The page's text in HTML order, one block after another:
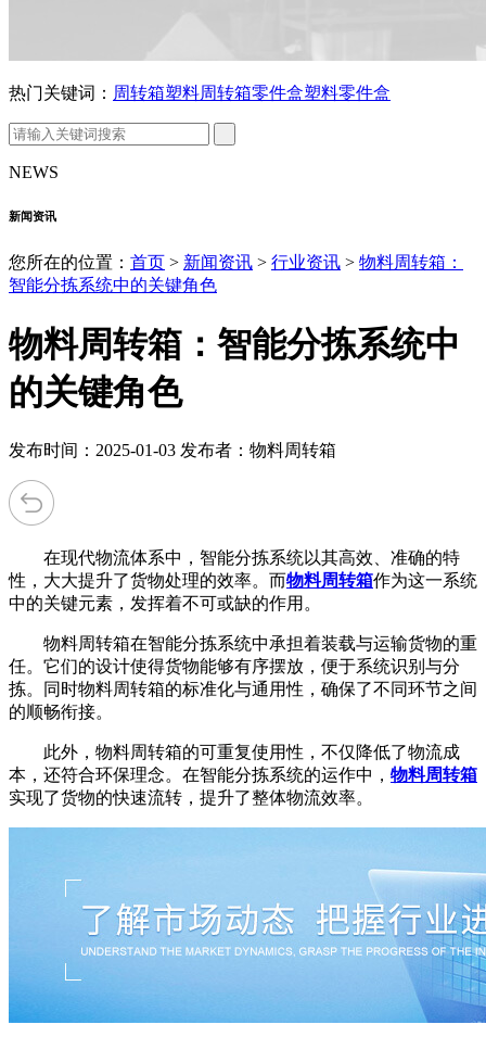
热门关键词： 周转箱塑料周转箱零件盒塑料零件盒
NEWS
新闻资讯
您所在的位置： 首页 > 新闻资讯 > 行业资讯 > 物料周转箱：
智能分拣系统中的关键角色
物料周转箱：智能分拣系统中
的关键角色
发布时间：2025-01-03 发布者：物料周转箱
在现代物流体系中，智能分拣系统以其高效、准确的特
性，大大提升了货物处理的效率。而物料周转箱作为这一系统
中的关键元素，发挥着不可或缺的作用。
物料周转箱在智能分拣系统中承担着装载与运输货物的重
任。它们的设计使得货物能够有序摆放，便于系统识别与分
拣。同时物料周转箱的标准化与通用性，确保了不同环节之间
的顺畅衔接。
此外，物料周转箱的可重复使用性，不仅降低了物流成
本，还符合环保理念。在智能分拣系统的运作中， 物料周转箱
实现了货物的快速流转，提升了整体物流效率。